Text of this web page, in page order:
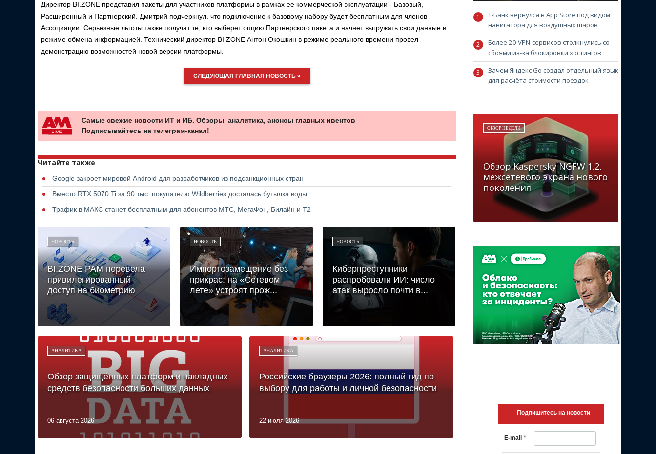
Директор BI.ZONE представил пакеты для участников платформы в рамках ее коммерческой эксплуатации - Базовый,
Расширенный и Партнерский. Дмитрий подчеркнул, что подключение к базовому набору будет бесплатным для членов
Ассоциации. Серьезные льготы также получат те, кто выберет опцию Партнерского пакета и начнет выгружать свои данные в
режиме обмена информацией. Технический директор BI.ZONE Антон Окошкин в режиме реального времени провел
демонстрацию возможностей новой версии платформы.
СЛЕДУЮЩАЯ ГЛАВНАЯ НОВОСТЬ »
Самые свежие новости ИТ и ИБ. Обзоры, аналитика, анонсы главных ивентов
Подписывайтесь на телеграм-канал!
Читайте также
Google закроет мировой Android для разработчиков из подсанкционных стран
Вместо RTX 5070 Ti за 90 тыс. покупателю Wildberries досталась бутылка воды
Трафик в МАКС станет бесплатным для абонентов МТС, МегаФон, Билайн и Т2
НОВОСТЬ
BI.ZONE PAM перевела
привилегированный
доступ на биометрию
НОВОСТЬ
Импортозамещение без
прикрас: на «Сетевом
лете» устроят прож...
НОВОСТЬ
Киберпреступники
распробовали ИИ: число
атак выросло почти в...
АНАЛИТИКА
Обзор защищённых платформ и накладных
средств безопасности больших данных
06 августа 2026
АНАЛИТИКА
Российские браузеры 2026: полный гид по
выбору для работы и личной безопасности
22 июля 2026
Т-Банк вернулся в App Store под видом
навигатора для воздушных шаров
Более 20 VPN-сервисов столкнулись со
сбоями из-за блокировки хостингов
Зачем Яндекс Go создал отдельный язык
для расчёта стоимости поездок
ОБЗОР НЕДЕЛИ
Обзор Kaspersky NGFW 1.2,
межсетевого экрана нового
поколения
Подпишитесь на новости
E-mail *